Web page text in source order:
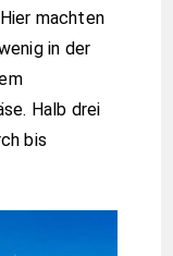
machten
in der
Halb drei
bis